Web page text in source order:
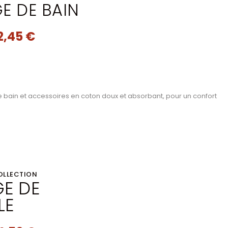
DE BAIN
€
bain et accessoires en coton doux et absorbant, pour un confort
DE